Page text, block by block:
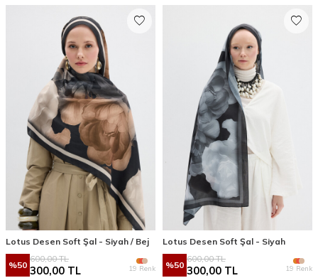
Lotus Desen Soft Şal - Siyah / Bej
%50
600,00TL
300,00 TL 19 Renk
Lotus Desen Soft Şal - Siyah
%50
600,00TL
300,00 TL 19 Renk